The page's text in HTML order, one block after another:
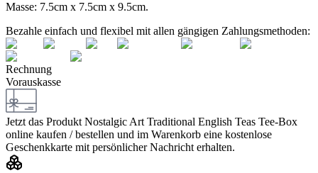
Mas­se: 7.5cm x 7.5cm x 9.5cm.
Bezahle einfach und flexibel mit allen gängigen Zahlungsmethoden:
Rechnung
Vorauskasse
Jetzt das Produkt Nostalgic Art Traditional English Teas Tee-Box
online kaufen / bestellen und im Warenkorb eine kostenlose
Geschenkkarte mit persönlicher Nachricht erhalten.